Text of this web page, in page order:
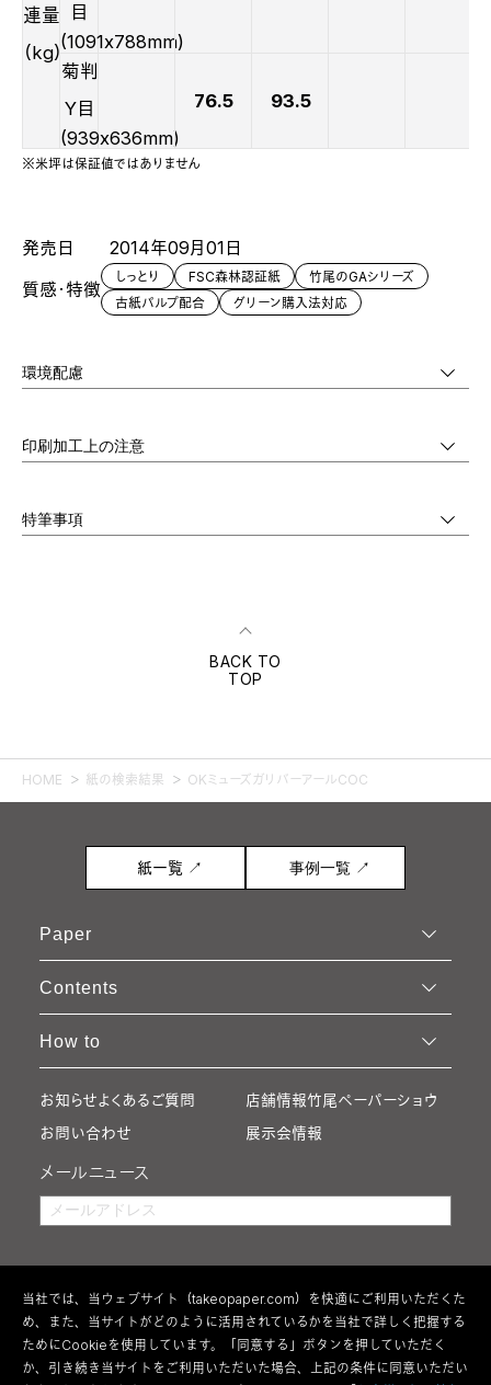
連量
（kg）
目
(1091x788mm)
菊判
Y目
(939x636mm)
76.5 93.5
※米坪は保証値ではありません
発売日
2014年09月01日
質感・特徴
しっとり FSC森林認証紙
竹尾のGAシリーズ
古紙パルプ配合
グリーン購入法対応
環境配慮
印刷加工上の注意
特筆事項
BACK TO
TOP
HOME 紙の検索結果 OKミューズガリバーアールCOC
紙一覧 ↗ 事例一覧 ↗
Paper
Contents
How to
お知らせよくあるご質問
お問い合わせ
店舗情報竹尾ペーパーショウ
展示会情報
メールニュース
当社では、当ウェブサイト（takeopaper.com）を快適にご利用いただくた
め、また、当サイトがどのように活用されているかを当社で詳しく把握する
ためにCookieを使用しています。「同意する」ボタンを押していただく
か、引き続き当サイトをご利用いただいた場合、上記の条件に同意いただい